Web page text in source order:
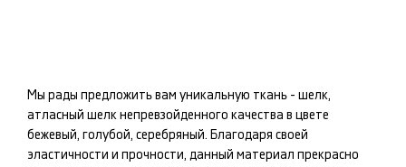
Мы рады предложить вам уникальную ткань - шелк,
атласный шелк непревзойденного качества в цвете
бежевый, голубой, серебряный. Благодаря своей
эластичности и прочности, данный материал прекрасно